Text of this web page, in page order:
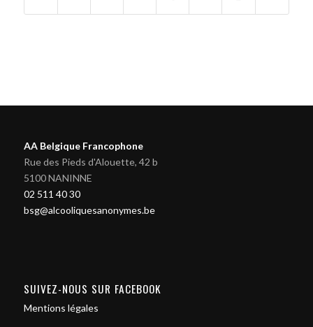
AA Belgique Francophone
Rue des Pieds d'Alouette, 42 b
5100 NANINNE
02 511 40 30
bsg@alcooliquesanonymes.be
SUIVEZ-NOUS SUR FACEBOOK
Mentions légales